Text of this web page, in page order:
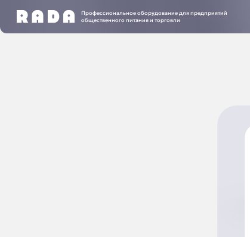
Профессиональное оборудование для предприятий
общественного питания и торговли